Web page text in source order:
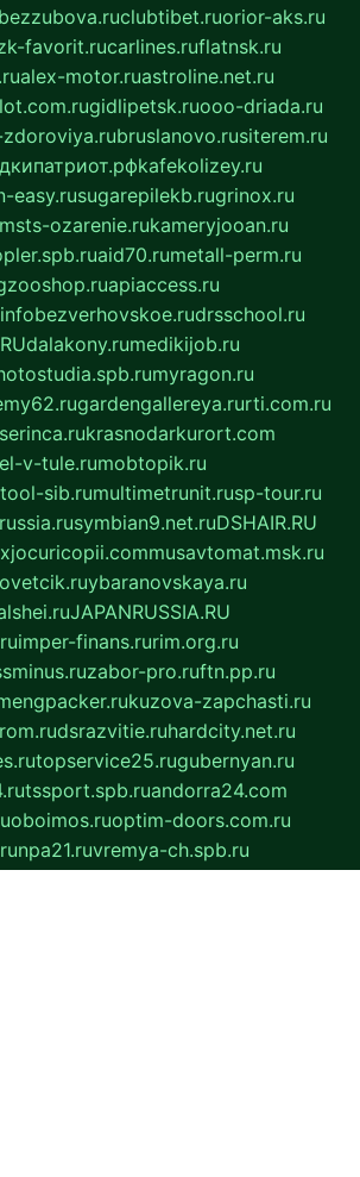
bezzubova.ruclubtibet.ruorior-aks.ru
favorit.rucarlines.ruflatnsk.ru
alex-motor.ruastroline.net.ru
gidlipetsk.ruooo-driada.ru
bruslanovo.rusiterem.ru
kafekolizey.ru
easy.rusugarepilekb.rugrinox.ru
msts-ozarenie.rukameryjooan.ru
aid70.rumetall-perm.ru
apiaccess.ru
bezverhovskoe.rudrsschool.ru
dalakony.rumedikijob.ru
myragon.ru
gardengallereya.rurti.com.ru
krasnodarkurort.com
v-tule.rumobtopik.ru
tool-sib.rumultimetrunit.rusp-tour.ru
symbian9.net.ruDSHAIR.RU
xjocuricopii.commusavtomat.msk.ru
ybaranovskaya.ru
JAPANRUSSIA.RU
imper-finans.rurim.org.ru
zabor-pro.ruftn.pp.ru
kuzova-zapchasti.ru
dsrazvitie.ruhardcity.net.ru
topservice25.rugubernyan.ru
tssport.spb.ruandorra24.com
oboimos.ruoptim-doors.com.ru
npa21.ruvremya-ch.spb.ru